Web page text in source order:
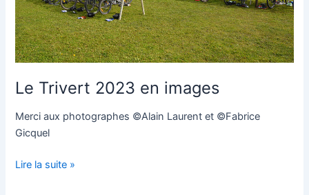
Le Trivert 2023 en images
Merci aux photographes ©Alain Laurent et ©Fabrice
Gicquel
Lire la suite »